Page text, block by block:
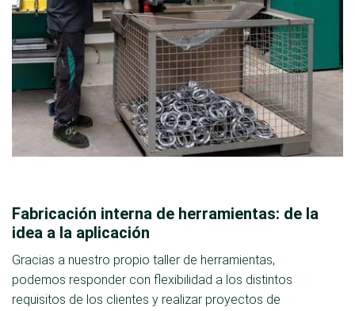
Fabricación interna de herramientas: de la
idea a la aplicación
Gracias a nuestro propio taller de herramientas,
podemos responder con flexibilidad a los distintos
requisitos de los clientes y realizar proyectos de